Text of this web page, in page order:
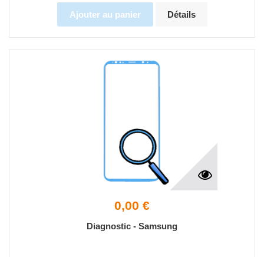
Ajouter au panier Détails
0,00 €
Diagnostic - Samsung